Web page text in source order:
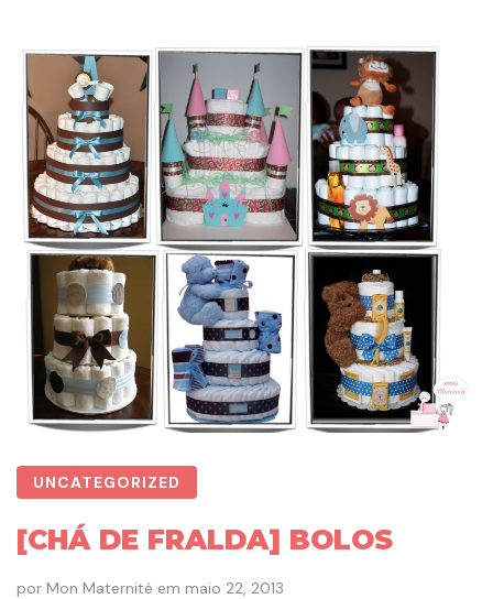
UNCATEGORIZED
[CHÁ DE FRALDA] BOLOS
por Mon Maternité em maio 22, 2013